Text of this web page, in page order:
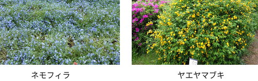
ネモフィラ ヤエヤマブキ